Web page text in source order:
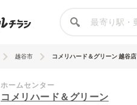
越谷市 コメリハード＆グリーン 越谷店
ホームセンター
コメリハード＆グリーン